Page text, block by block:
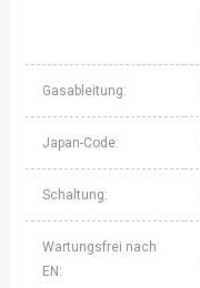
Gasableitung:
Japan-Code:
Schaltung:
Wartungsfrei nach
EN: